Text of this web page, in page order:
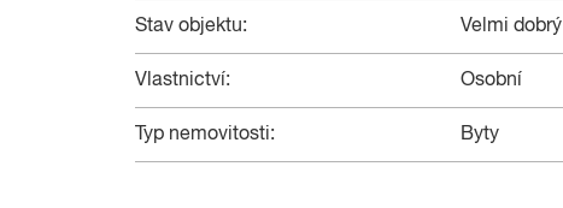
Stav objektu: Velmi dobrý
Vlastnictví: Osobní
Typ nemovitosti: Byty